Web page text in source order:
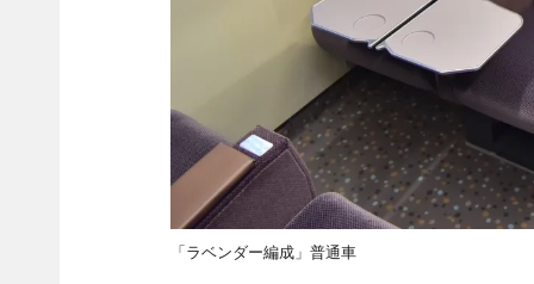
「ラベンダー編成」普通車